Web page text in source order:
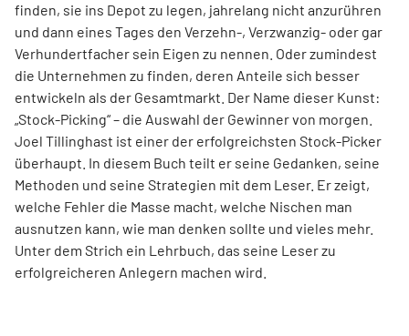
finden, sie ins Depot zu legen, jahrelang nicht anzurühren
und dann eines Tages den Verzehn-, Verzwanzig- oder gar
Verhundertfacher sein Eigen zu nennen. Oder zumindest
die Unternehmen zu finden, deren Anteile sich besser
entwickeln als der Gesamtmarkt. Der Name dieser Kunst:
„Stock-Picking“ – die Auswahl der Gewinner von morgen.
Joel Tillinghast ist einer der erfolgreichsten Stock-Picker
überhaupt. In diesem Buch teilt er seine Gedanken, seine
Methoden und seine Strategien mit dem Leser. Er zeigt,
welche Fehler die Masse macht, welche Nischen man
ausnutzen kann, wie man denken sollte und vieles mehr.
Unter dem Strich ein Lehrbuch, das seine Leser zu
erfolgreicheren Anlegern machen wird.